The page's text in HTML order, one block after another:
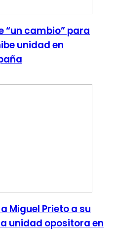
“un cambio” para
unidad en
Miguel Prieto a su
unidad opositora en